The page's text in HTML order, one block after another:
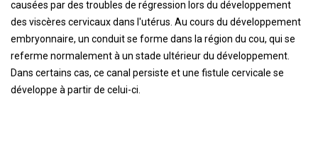
causées par des troubles de régression lors du développement
des viscères cervicaux dans l'utérus. Au cours du développement
embryonnaire, un conduit se forme dans la région du cou, qui se
referme normalement à un stade ultérieur du développement.
Dans certains cas, ce canal persiste et une fistule cervicale se
développe à partir de celui-ci.